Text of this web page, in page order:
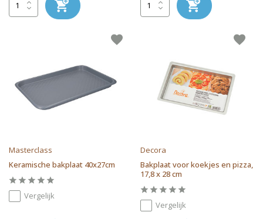
Masterclass
Keramische bakplaat 40x27cm
Vergelijk
Decora
Bakplaat voor koekjes en pizza,
17,8 x 28 cm
Vergelijk